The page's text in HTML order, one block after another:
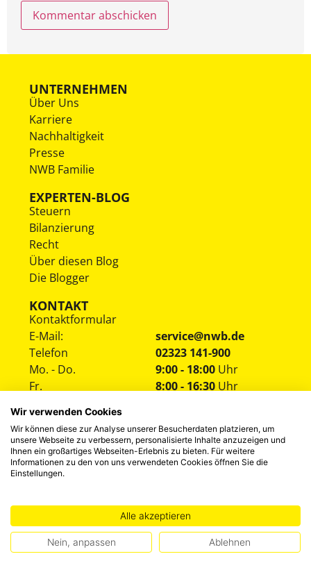
UNTERNEHMEN
Über Uns
Karriere
Nachhaltigkeit
Presse
NWB Familie
EXPERTEN-BLOG
Steuern
Bilanzierung
Recht
Über diesen Blog
Die Blogger
KONTAKT
Kontaktformular
E-Mail:
service@nwb.de
Telefon
02323 141-900
Mo. - Do.
Fr.
9:00 - 18:00 Uhr
8:00 - 16:30 Uhr
©2026 NWB Experten-Blog
HINWEISGEBERSYSTEMDATENSCHUTZIMPRESSUM
Wir verwenden Cookies
Wir können diese zur Analyse unserer Besucherdaten platzieren, um
unsere Webseite zu verbessern, personalisierte Inhalte anzuzeigen und
Ihnen ein großartiges Webseiten-Erlebnis zu bieten. Für weitere
Informationen zu den von uns verwendeten Cookies öffnen Sie die
Einstellungen.
Alle akzeptieren
Nein, anpassen Ablehnen